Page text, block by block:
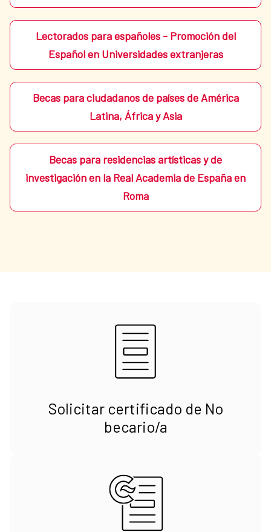
Lectorados para españoles - Promoción del
Español en Universidades extranjeras
Becas para ciudadanos de países de América
Latina, África y Asia
Becas para residencias artísticas y de
investigación en la Real Academia de España en
Roma
Solicitar certificado de No
becario/a